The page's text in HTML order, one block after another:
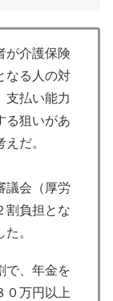
が介護保険
なる人の対
支払い能力
る狙いがあ
だ。
議会（厚労
割負担とな
。
で、年金を
０万円以上